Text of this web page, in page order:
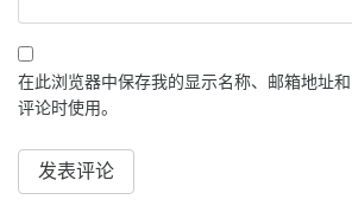
在此浏览器中保存我的显示名称、邮箱地址
评论时使用。